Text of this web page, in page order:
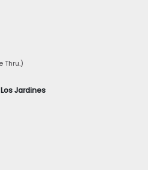
Thru.)
Jardines